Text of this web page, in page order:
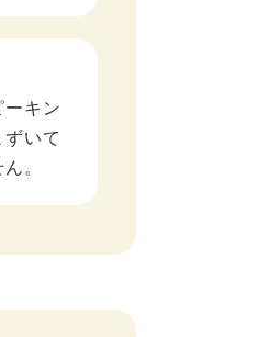
キン
いて
。